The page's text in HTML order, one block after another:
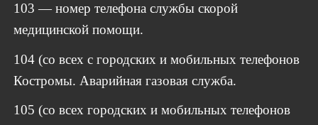
103 — номер телефона службы скорой
медицинской помощи.
104 (со всех с городских и мобильных телефонов
Костромы. Аварийная газовая служба.
105 (со всех городских и мобильных телефонов